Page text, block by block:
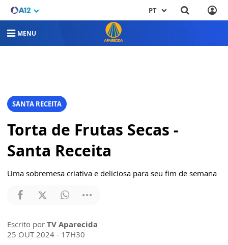
PT
MENU
SANTA RECEITA
Torta de Frutas Secas -
Santa Receita
Uma sobremesa criativa e deliciosa para seu fim de semana
Escrito por TV Aparecida
25 OUT 2024 - 17H30